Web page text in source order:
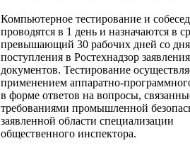
Компьютерное тестирование и
проводятся в 1 день и назначаются в
превышающий 30 рабочих дней со дня
поступления в Ростехнадзор
документов. Тестирование
применением аппаратно-
в форме ответов на вопросы,
требованиями промышленной
заявленной области специализации
общественного инспектора.